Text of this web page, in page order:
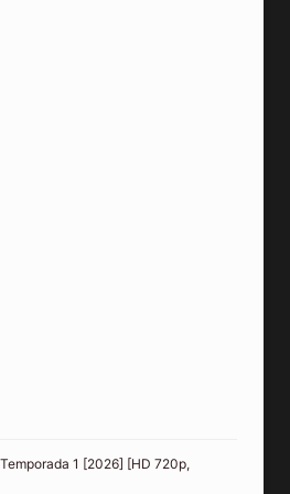
1 [2026] [HD 720p,